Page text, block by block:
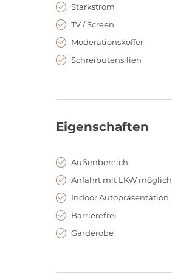
Starkstrom
TV / Screen
Moderationskoffer
Schreibutensilien
Eigenschaften
Außenbereich
Anfahrt mit LKW möglich
Indoor Autopräsentation
Barrierefrei
Garderobe